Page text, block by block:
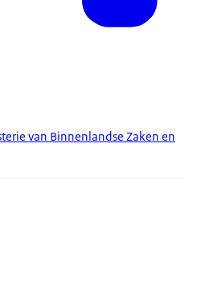
van Binnenlandse Zaken en